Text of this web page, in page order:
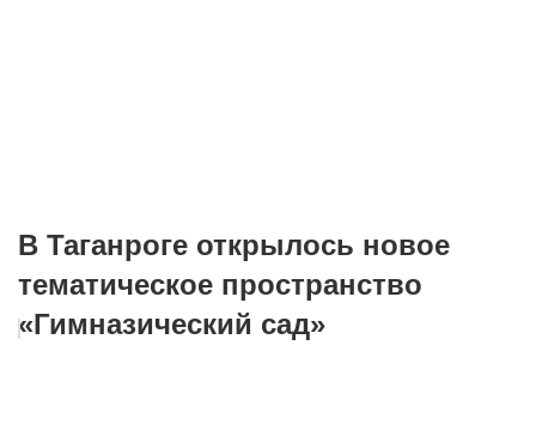
В Таганроге открылось новое
тематическое пространство
«Гимназический сад»